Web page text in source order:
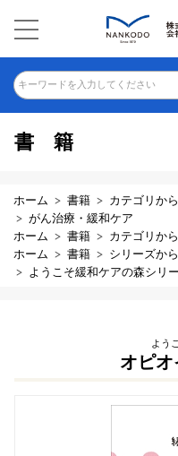
キーワードを入力してください
書籍
ホーム 書籍 カテゴリか
がん治療・緩和ケア
ホーム
書籍 カテゴリか
ホーム
書籍 シリーズか
ようこそ緩和ケアの森シリ
よう
オピ